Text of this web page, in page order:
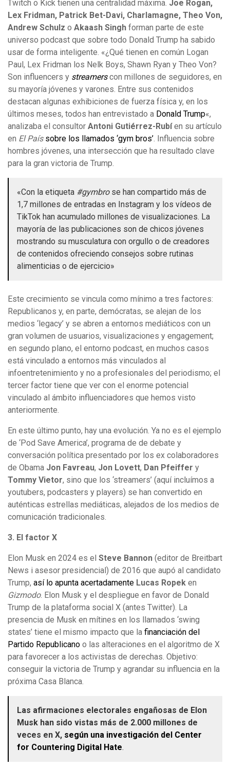
Twitch o Kick tienen una centralidad máxima. Joe Rogan,
Lex Fridman, Patrick Bet-Davi, Charlamagne, Theo Von,
Andrew Schulz o Akaash Singh forman parte de este
universo podcast que sobre todo Donald Trump ha sabido
usar de forma inteligente. «¿Qué tienen en común Logan
Paul, Lex Fridman los Nelk Boys, Shawn Ryan y Theo Von?
Son influencers y streamerscon millones de seguidores, en
su mayoría jóvenes y varones. Entre sus contenidos
destacan algunas exhibiciones de fuerza física y, en los
últimos meses, todos han entrevistado a Donald Trump«,
analizaba el consultor Antoni Gutiérrez-Rubíen su artículo
en El País sobre los llamados ‘gym bros’. Influencia sobre
hombres jóvenes, una intersección que ha resultado clave
para la gran victoria de Trump.
«Con la etiqueta #gymbrose han compartido más de
1,7 millones de entradas en Instagram y los vídeos de
TikTok han acumulado millones de visualizaciones. La
mayoría de las publicaciones son de chicos jóvenes
mostrando su musculatura con orgullo o de creadores
de contenidos ofreciendo consejos sobre rutinas
alimenticias o de ejercicio»
Este crecimiento se vincula como mínimo a tres factores:
Republicanos y, en parte, demócratas, se alejan de los
medios ‘legacy’ y se abren a entornos mediáticos con un
gran volumen de usuarios, visualizaciones y engagement;
en segundo plano, el entorno podcast, en muchos casos
está vinculado a entornos más vinculados al
infoentretenimiento y no a profesionales del periodismo; el
tercer factor tiene que ver con el enorme potencial
vinculado al ámbito influenciadores que hemos visto
anteriormente.
En este último punto, hay una evolución. Ya no es el ejemplo
de ‘Pod Save America’, programa de de debate y
conversación política presentado por los ex colaboradores
de Obama Jon Favreau, Jon Lovett, Dan Pfeiffer y
Tommy Vietor, sino que los ‘streamers’ (aquí incluímos a
youtubers, podcasters y players) se han convertido en
auténticas estrellas mediáticas, alejados de los medios de
comunicación tradicionales.
3. El factor X
Elon Musk en 2024 es el Steve Bannon (editor de Breitbart
News i asesor presidencial) de 2016 que aupó al candidato
Trump, así lo apunta acertadamente Lucas Ropek en
Gizmodo. Elon Musk y el despliegue en favor de Donald
Trump de la plataforma social X (antes Twitter). La
presencia de Musk en mítines en los llamados ‘swing
states’ tiene el mismo impacto que la financiación del
Partido Republicano o las alteraciones en el algoritmo de X
para favorecer a los activistas de derechas. Objetivo:
conseguir la victoria de Trump y agrandar su influencia en la
próxima Casa Blanca.
Las afirmaciones electorales engañosas de Elon
Musk han sido vistas más de 2.000 millones de
veces en X, según una investigación del Center
for Countering Digital Hate.